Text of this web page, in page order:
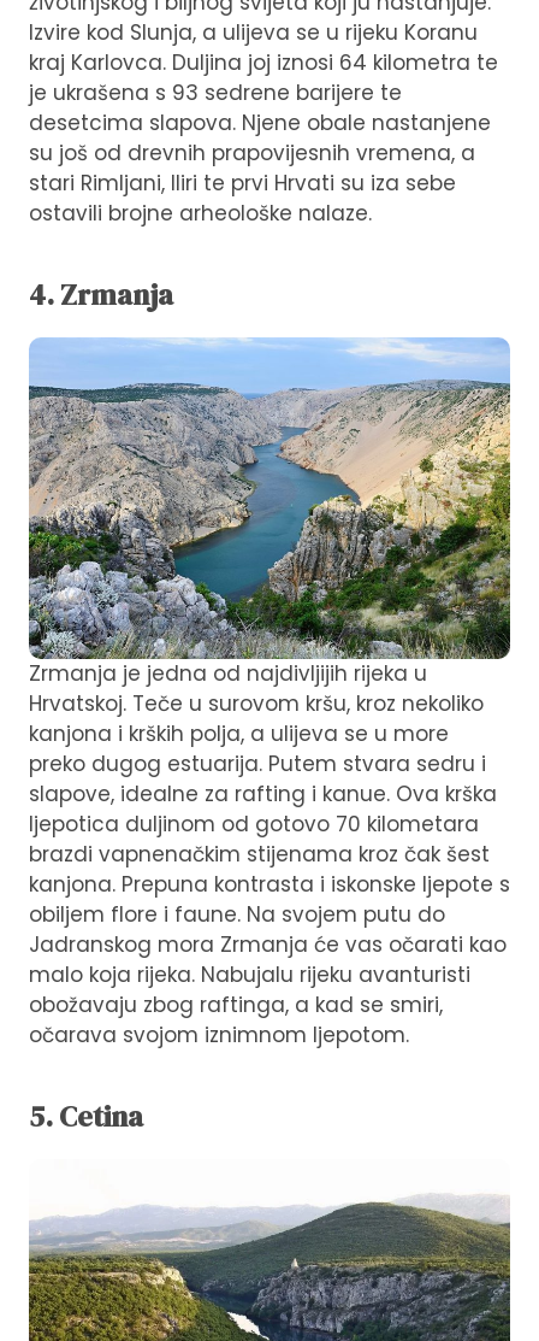
Izvire kod Slunja, a ulijeva se u rijeku Koranu
kraj Karlovca. Duljina joj iznosi 64 kilometra te
je ukrašena s 93 sedrene barijere te
desetcima slapova. Njene obale nastanjene
su još od drevnih prapovijesnih vremena, a
stari Rimljani, Iliri te prvi Hrvati su iza sebe
ostavili brojne arheološke nalaze.
4. Zrmanja
Zrmanja je jedna od najdivljijih rijeka u
Hrvatskoj. Teče u surovom kršu, kroz nekoliko
kanjona i krških polja, a ulijeva se u more
preko dugog estuarija. Putem stvara sedru i
slapove, idealne za rafting i kanue. Ova krška
ljepotica duljinom od gotovo 70 kilometara
brazdi vapnenačkim stijenama kroz čak šest
kanjona. Prepuna kontrasta i iskonske ljepote s
obiljem flore i faune. Na svojem putu do
Jadranskog mora Zrmanja će vas očarati kao
malo koja rijeka. Nabujalu rijeku avanturisti
obožavaju zbog raftinga, a kad se smiri,
očarava svojom iznimnom ljepotom.
5. Cetina